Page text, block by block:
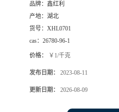
品牌： 鑫红利
产地： 湖北
货号： XHL0701
cas： 26780-96-1
价格： ￥1/千克
发布日期： 2023-08-11
更新日期： 2026-08-09